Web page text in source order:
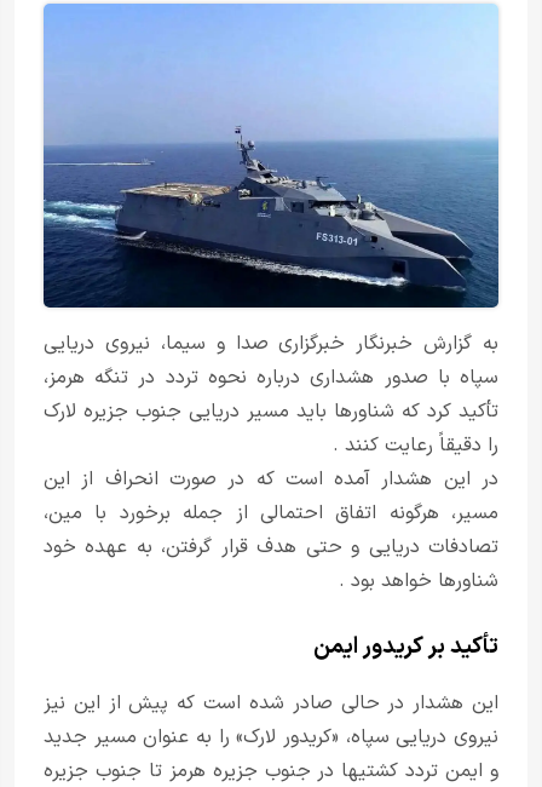
به گزارش خبرنگار خبرگزاری صدا و سیما، نیروی دریایی
سپاه با صدور هشداری درباره نحوه تردد در تنگه هرمز،
تأکید کرد که شناورها باید مسیر دریایی جنوب جزیره لارک
را دقیقاً رعایت کنند .
در این هشدار آمده است که در صورت انحراف از این
مسیر، هرگونه اتفاق احتمالی از جمله برخورد با مین،
تصادفات دریایی و حتی هدف قرار گرفتن، به عهده خود
شناورها خواهد بود .
تأکید بر کریدور ایمن
این هشدار در حالی صادر شده است که پیش از این نیز
نیروی دریایی سپاه، «کریدور لارک» را به عنوان مسیر جدید
و ایمن تردد کشتیها در جنوب جزیره هرمز تا جنوب جزیره